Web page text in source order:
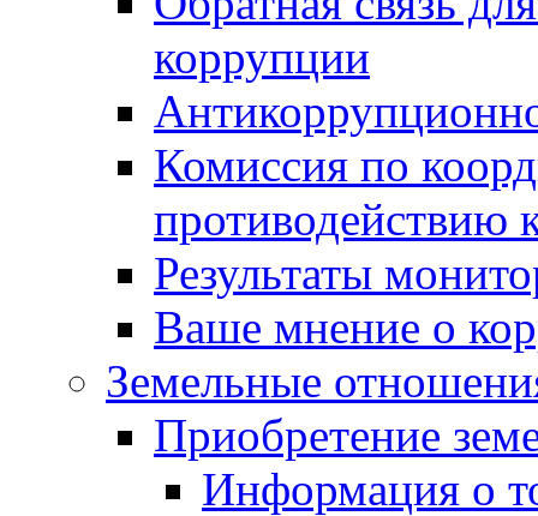
коррупции
Комиссия по
противодействию
Результаты
Ваше мнение о
Земельные
Приобретение
Информация о